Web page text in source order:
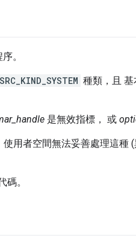
。
種類，且 基
是無效指標， 或
用者空間無法妥善處理這種
碼。